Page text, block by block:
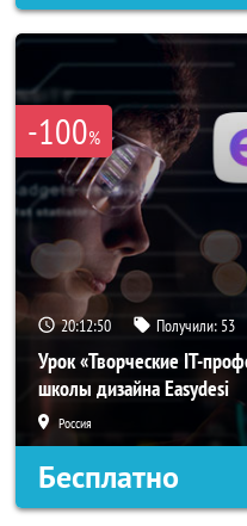
-100%
20:12:50 Получили: 53
Урок «Творческие IT-
школы дизайна Easydesi
Россия
Бесплатно